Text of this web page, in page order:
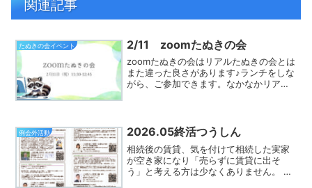
関連記事
たぬきの会イベント 2/11 zoomたぬきの会
zoomたぬきの会はリアルたぬきの会とは
また違った良さがあります♪ランチをしな
がら、ご参加できます。なかなかリアル
と間違いなしです...
例会外活動 2026.05終活つうしん
相続後の賃貸、気を付けて相続した実家
が空き家になり「売らずに賃貸に出そ
う」と考える方は少なくありません。 し